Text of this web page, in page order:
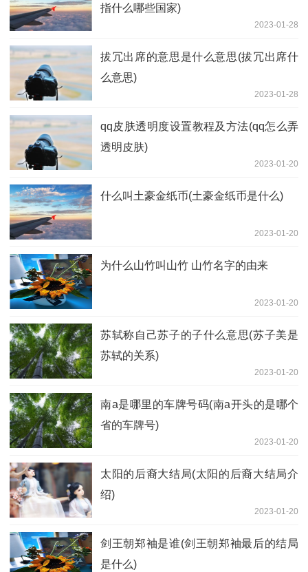
指什么哪些国家)
2023-01-28
拔冗出席的意思是什么意思(拔冗出席什
么意思)
2023-01-28
qq皮肤透明度设置教程及方法(qq怎么弄
透明皮肤)
2023-01-20
什么叫土豪金纸币(土豪金纸币是什么)
2023-01-20
为什么山竹叫山竹 山竹名字的由来
2023-01-20
苏轼称自己苏子的子什么意思(苏子美是
苏轼的关系)
2023-01-20
南a是哪里的车牌号码(南a开头的是哪个
省的车牌号)
2023-01-20
太阳的后裔大结局(太阳的后裔大结局介
绍)
2023-01-20
剑王朝郑袖是谁(剑王朝郑袖最后的结局
是什么)